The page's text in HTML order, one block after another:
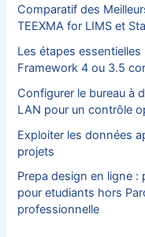
rComparatif des
TEEXMA for LIMS et
Les étapes
Framework 4 ou 3.5
Configurer le bureau à
LAN pour un contrôle
Exploiter les données
projets
Prepa design en ligne :
pour etudiants hors
professionnelle